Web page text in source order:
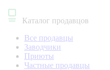
Каталог продавцов
Все продавцы
Заводчики
Приюты
Частные продавцы